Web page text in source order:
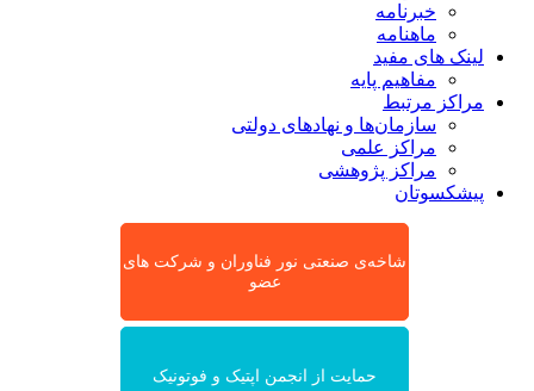
خبرنامه
ماهنامه
لینک های مفید
مفاهیم پایه
مراکز مرتبط
سازمان‌ها و نهادهای دولتی
مراکز علمی
مراکز پژوهشی
پیشکسوتان
شاخه‌ی صنعتی نور فناوران و شرکت های
عضو
حمایت از انجمن اپتیک و فوتونیک